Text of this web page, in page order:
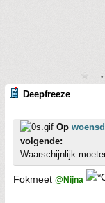
Deepfreeze
Op
volgende:
Waarschijnlijk
Fokmeet @Nijna